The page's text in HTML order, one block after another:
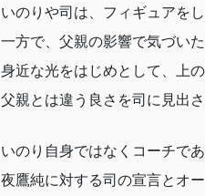
いのりや司は、フィギュアを
一方で、父親の影響で気づい
身近な光をはじめとして、上
父親とは違う良さを司に見出
いのり自身ではなくコーチで
夜鷹純に対する司の宣言とオ